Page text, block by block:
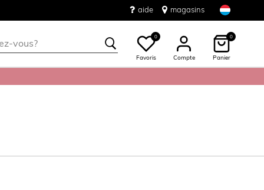
aide magasins
0
Favoris Compte
0
Panier